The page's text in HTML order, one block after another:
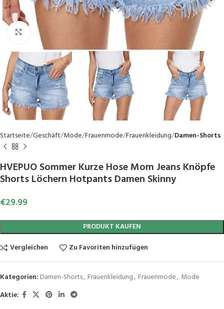
Click to enlarge
Startseite Geschäft Mode Frauenmode Frauenkleidung Damen-Shorts
HVEPUO Sommer Kurze Hose Mom Jeans Knöpfe
Shorts Löchern Hotpants Damen Skinny
€29.99
PRODUKT KAUFEN
Vergleichen
Zu Favoriten hinzufügen
Kategorien: Damen-Shorts, Frauenkleidung, Frauenmode, Mode
Aktie: